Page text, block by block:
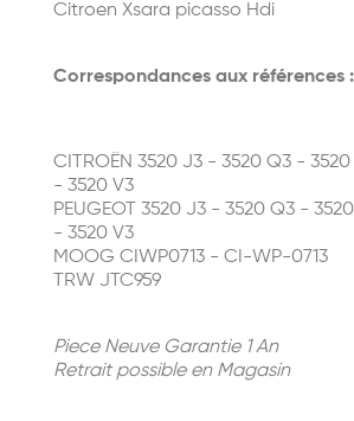
Citroen Xsara picasso Hdi
Correspondances aux références :
CITROËN 3520 J3 - 3520 Q3 -
- 3520 V3
PEUGEOT 3520 J3 - 3520 Q3 -
- 3520 V3
MOOG CIWP0713 - CI-WP-0713
TRW JTC959
Piece Neuve Garantie 1 An
Retrait possible en Magasin